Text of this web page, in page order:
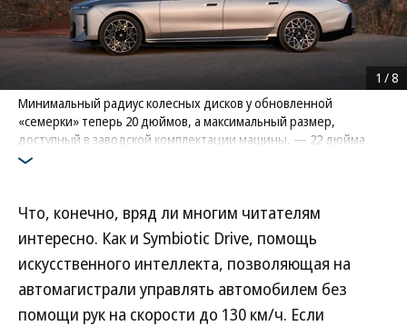
Минимальный радиус колесных дисков у обновленной
«семерки» теперь 20 дюймов, а максимальный размер,
доступный в заводской комплектации машины, — 22 дюйма.
С пакетами M Sport и M Sport Pro экстерьер выглядит
1 /8
Что, конечно, вряд ли многим читателям
интересно. Как и Symbiotic Drive, помощь
искусственного интеллекта, позволяющая на
автомагистрали управлять автомобилем без
помощи рук на скорости до 130 км/ч. Если